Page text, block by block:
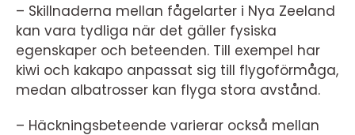
– Skillnaderna mellan fågelarter i Nya Zeeland
kan vara tydliga när det gäller fysiska
egenskaper och beteenden. Till exempel har
kiwi och kakapo anpassat sig till flygoförmåga,
medan albatrosser kan flyga stora avstånd.
– Häckningsbeteende varierar också mellan